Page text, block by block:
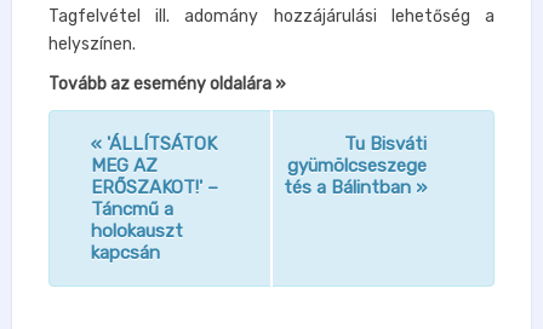
Tagfelvétel ill. adomány hozzájárulási lehetőség a
helyszínen.
Tovább az esemény oldalára »
« 'ÁLLÍTSÁTOK
MEG AZ
ERŐSZAKOT!' –
Táncmű a
holokauszt
kapcsán
Tu Bisváti
gyümölcseszege
tés a Bálintban »